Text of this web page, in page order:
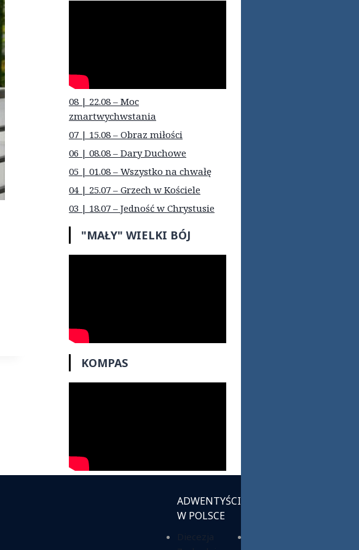
08 | 22.08 – Moc
zmartwychwstania
07 | 15.08 – Obraz miłości
06 | 08.08 – Dary Duchowe
05 | 01.08 – Wszystko na chwałę
04 | 25.07 – Grzech w Kościele
03 | 18.07 – Jedność w Chrystusie
"MAŁY" WIELKI BÓJ
KOMPAS
ADWENTYŚCI
W POLSCE